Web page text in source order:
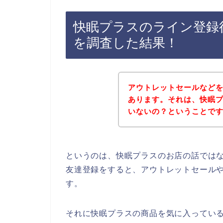
快眠プラスのライン登
を調査した結果！
アウトレットセールなど
あります。それは、快眠
いないの？ということで
というのは、快眠プラスのお店の話では
友達登録をすると、アウトレットセール
す。
それに快眠プラスの商品を気に入ってい